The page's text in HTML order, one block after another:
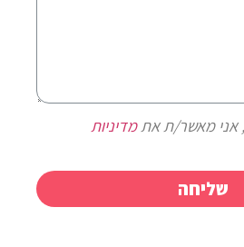
אני מאשר/ת אתמדיניות
שליחה